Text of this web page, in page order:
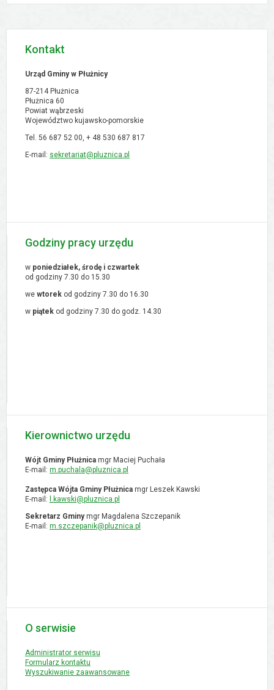
Kontakt
Urząd Gminy w Płużnicy
87-214 Płużnica
Płużnica 60
Powiat wąbrzeski
Województwo kujawsko-pomorskie
Tel. 56 687 52 00, + 48 530 687 817
E-mail: sekretariat@pluznica.pl
Godziny pracy urzędu
w poniedziałek, środę i czwartek
od godziny 7.30 do 15.30
we wtorek od godziny 7.30 do 16.30
w piątek od godziny 7.30 do godz. 14.30
Kierownictwo urzędu
Wójt Gminy Płużnica mgr Maciej Puchała
E-mail: m.puchala@pluznica.pl
Zastępca Wójta Gminy Płużnica mgr Leszek Kawski
E-mail: l.kawski@pluznica.pl
Sekretarz Gminymgr Magdalena Szczepanik
E-mail: m.szczepanik@pluznica.pl
O serwisie
Administrator serwisu
Formularz kontaktu
Wyszukiwanie zaawansowane